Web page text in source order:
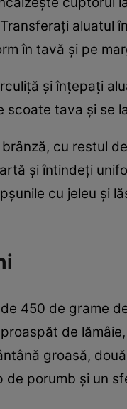
aluatul
în tavă și pe
și înțepați
tava și se
cu restul
și întindeți
cu jeleu și
450 de grame
de
groasă,
porumb și un